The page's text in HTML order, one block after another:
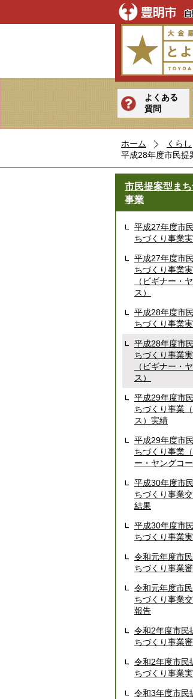
よくある
質問
ホーム くらし
平成28年度市民提
市民提案型まち
事業
平成27年度市
ちづくり事業
平成27年度市
ちづくり事業
（ビギナー・
ス）
平成28年度市
ちづくり事業
平成28年度市
ちづくり事業
（ビギナー・
ス）
平成29年度市
ちづくり事業
ス）実績
平成29年度市
ちづくり事業
ー・ヤングコ
平成30年度市
ちづくり事業
結果
平成30年度市
ちづくり事業
令和元年度市
ちづくり事業
令和元年度市
ちづくり事業
報告
令和2年度市民
ちづくり事業
令和2年度市民
ちづくり事業
令和3年度市民